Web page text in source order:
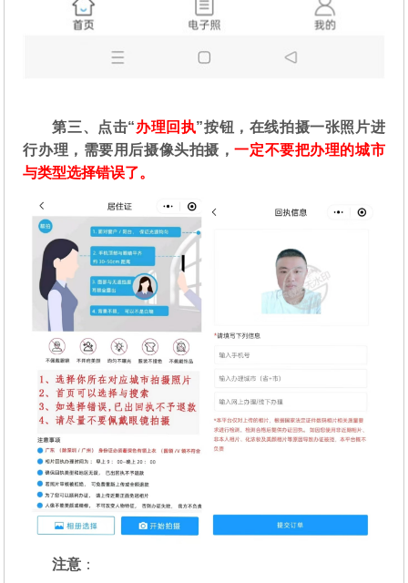
第三、点击“办理回执”按钮，在线拍摄一张照片进
行办理，需要用后摄像头拍摄，一定不要把办理的城市
与类型选择错误了。
注意 ：